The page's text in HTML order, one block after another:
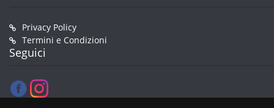
Privacy Policy
Termini e Condizioni
Seguici